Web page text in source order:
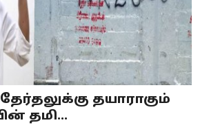
தயாராகும்
தமி...